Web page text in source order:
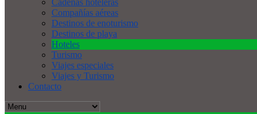
Cadenas hoteleras
Compañías aéreas
Destinos de enoturismo
Destinos de playa
Hoteles
Turismo
Viajes especiales
Viajes y Turismo
Contacto